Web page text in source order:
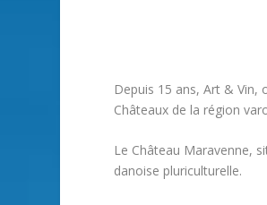
Depuis 15 ans, Art & Vin,
Châteaux de la région
Le Château Maravenne,
danoise pluriculturelle.